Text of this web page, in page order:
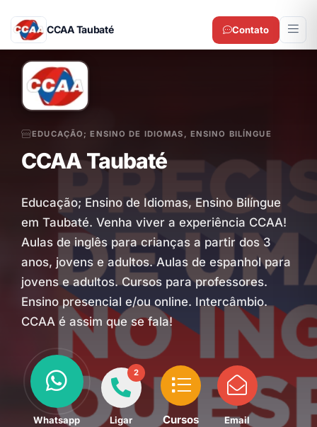
CCAA Taubaté Contato
EDUCAÇÃO; ENSINO DE IDIOMAS, ENSINO BILÍNGUE
CCAA Taubaté
Educação; Ensino de Idiomas, Ensino Bilíngue
em Taubaté. Venha viver a experiência CCAA!
Aulas de inglês para crianças a partir dos 3
anos, jovens e adultos. Aulas de espanhol para
jovens e adultos. Cursos para professores.
Ensino presencial e/ou online. Intercâmbio.
CCAA é assim que se fala!
Whatsapp
2
Ligar Cursos Email